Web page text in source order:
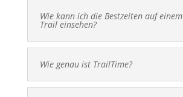
Wie kann ich die Bestzeiten auf einem
Trail einsehen?
Wie genau ist TrailTime?